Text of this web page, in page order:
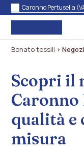
Caronno Pertusella
Bonato tessili >
Scopri il
Caronno
qualità e
misura